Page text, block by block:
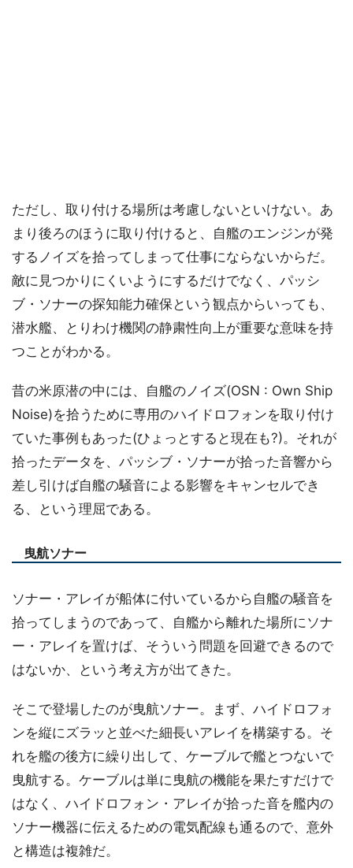
ただし、取り付ける場所は考慮しないといけない。あ
まり後ろのほうに取り付けると、自艦のエンジンが発
するノイズを拾ってしまって仕事にならないからだ。
敵に見つかりにくいようにするだけでなく、パッシ
ブ・ソナーの探知能力確保という観点からいっても、
潜水艦、とりわけ機関の静粛性向上が重要な意味を持
つことがわかる。
昔の米原潜の中には、自艦のノイズ(OSN : Own Ship
Noise)を拾うために専用のハイドロフォンを取り付け
ていた事例もあった(ひょっとすると現在も?)。それが
拾ったデータを、パッシブ・ソナーが拾った音響から
差し引けば自艦の騒音による影響をキャンセルでき
る、という理屈である。
曳航ソナー
ソナー・アレイが船体に付いているから自艦の騒音を
拾ってしまうのであって、自艦から離れた場所にソナ
ー・アレイを置けば、そういう問題を回避できるので
はないか、という考え方が出てきた。
そこで登場したのが曳航ソナー。まず、ハイドロフォ
ンを縦にズラッと並べた細長いアレイを構築する。そ
れを艦の後方に繰り出して、ケーブルで艦とつないで
曳航する。ケーブルは単に曳航の機能を果たすだけで
はなく、ハイドロフォン・アレイが拾った音を艦内の
ソナー機器に伝えるための電気配線も通るので、意外
と構造は複雑だ。